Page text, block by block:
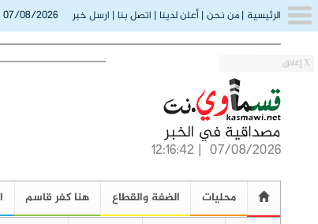
X إغلاق
الرئيسية |من نحن|أعلن لدينا | اتصل بنا | ارسل خبر 07/08/2026
07/08/2026
|
12:16:43
محليات الضفة والقطاع هنا كفر قاسم